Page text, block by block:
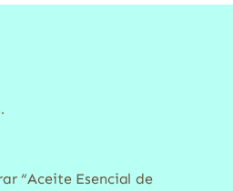
“Aceite Esencial de